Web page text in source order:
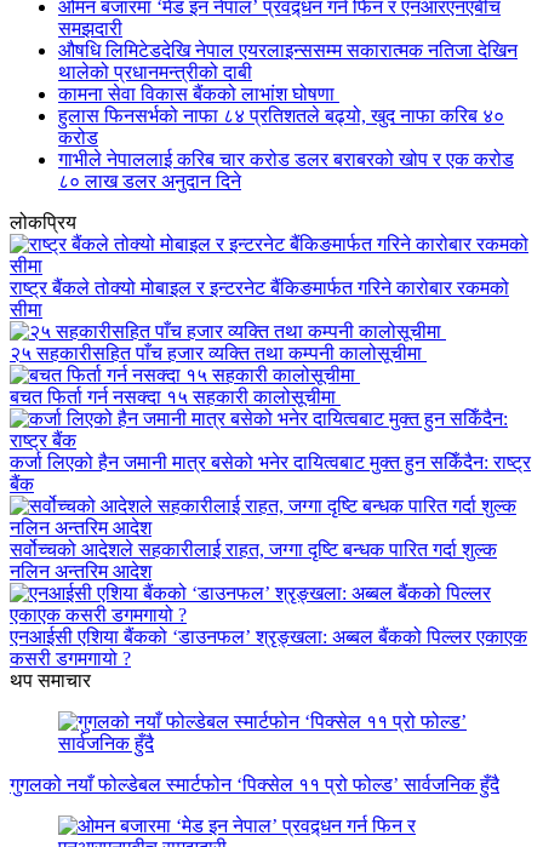
ओमन बजारमा ‘मेड इन नेपाल’ प्रवद्र्धन गर्न फिन र एनआरएनएबीच
समझदारी
औषधि लिमिटेडदेखि नेपाल एयरलाइन्ससम्म सकारात्मक नतिजा देखिन
थालेको प्रधानमन्त्रीको दाबी
कामना सेवा विकास बैंकको लाभांश घोषणा
हुलास फिनसर्भको नाफा ८४ प्रतिशतले बढ्यो, खुद नाफा करिब ४०
करोड
गाभीले नेपाललाई करिब चार करोड डलर बराबरको खोप र एक करोड
८० लाख डलर अनुदान दिने
लोकप्रिय
राष्ट्र बैंकले तोक्यो मोबाइल र इन्टरनेट बैंकिङमार्फत गरिने कारोबार रकमको
सीमा
२५ सहकारीसहित पाँच हजार व्यक्ति तथा कम्पनी कालोसूचीमा
बचत फिर्ता गर्न नसक्दा १५ सहकारी कालोसूचीमा
कर्जा लिएको हैन जमानी मात्र बसेको भनेर दायित्वबाट मुक्त हुन सकिँदैन: राष्ट्र
बैंक
सर्वोच्चको आदेशले सहकारीलाई राहत, जग्गा दृष्टि बन्धक पारित गर्दा शुल्क
नलिन अन्तरिम आदेश
एनआईसी एशिया बैंकको ‘डाउनफल’ श्रृङ्खला: अब्बल बैंकको पिल्लर एकाएक
कसरी डगमगायो ?
थप समाचार
गुगलको नयाँ फोल्डेबल स्मार्टफोन ‘पिक्सेल ११ प्रो फोल्ड’ सार्वजनिक हुँदै